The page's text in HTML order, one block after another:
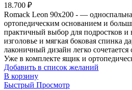
18.700 ₽
Romack Leon 90x200 - —
ортопедическим основанием и
практичный выбор для подростков и
изголовье и мягкая боковая спинка
лаконичный дизайн легко
Уже в комплекте ящик и
Добавить в список желаний
В корзину
Быстрый Просмотр